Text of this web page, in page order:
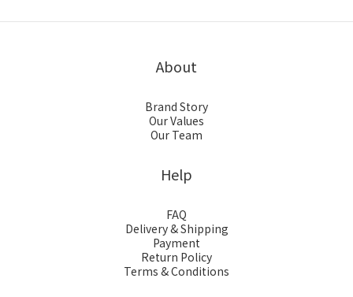
About
Brand Story
Our Values
Our Team
Help
FAQ
Delivery & Shipping
Payment
Return Policy
Terms & Conditions